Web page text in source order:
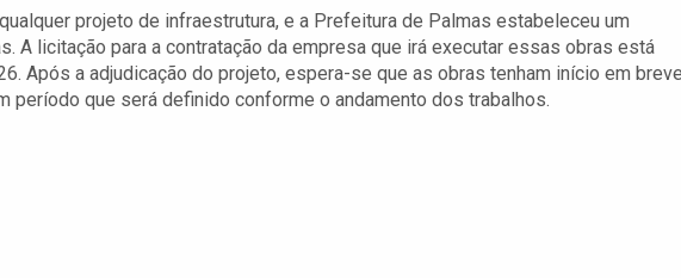
projeto de infraestrutura, e a Prefeitura de Palmas estabeleceu um
A licitação para a contratação da empresa que irá executar essas obras está
Após a adjudicação do projeto, espera-se que as obras tenham início em
período que será definido conforme o andamento dos trabalhos.